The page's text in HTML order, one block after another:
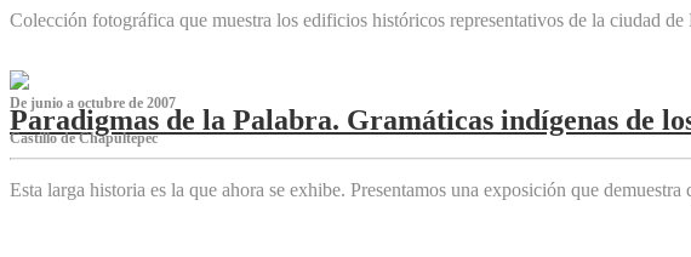
Colección fotográfica que muestra los edificios históricos representativos de la ciudad
De junio a octubre de 2007
Paradigmas de la Palabra. Gramáticas indígenas de
Castillo de Chapultepec
Esta larga historia es la que ahora se exhibe. Presentamos una exposición que